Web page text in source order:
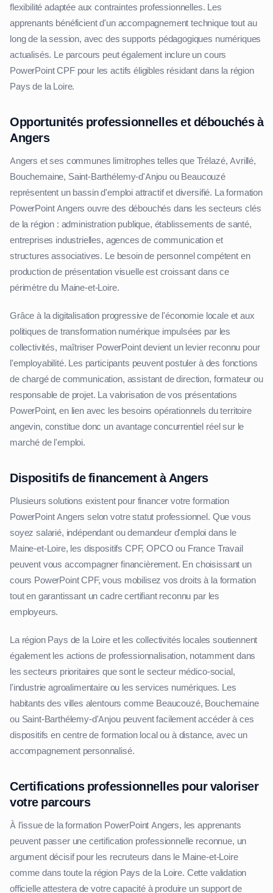
flexibilité adaptée aux contraintes professionnelles. Les
apprenants bénéficient d'un accompagnement technique tout au
long de la session, avec des supports pédagogiques numériques
actualisés. Le parcours peut également inclure un cours
PowerPoint CPF pour les actifs éligibles résidant dans la région
Pays de la Loire.
Opportunités professionnelles et débouchés à
Angers
Angers et ses communes limitrophes telles que Trélazé, Avrillé,
Bouchemaine, Saint-Barthélemy-d'Anjou ou Beaucouzé
représentent un bassin d'emploi attractif et diversifié. La formation
PowerPoint Angers ouvre des débouchés dans les secteurs clés
de la région : administration publique, établissements de santé,
entreprises industrielles, agences de communication et
structures associatives. Le besoin de personnel compétent en
production de présentation visuelle est croissant dans ce
périmètre du Maine-et-Loire.
Grâce à la digitalisation progressive de l'économie locale et aux
politiques de transformation numérique impulsées par les
collectivités, maîtriser PowerPoint devient un levier reconnu pour
l'employabilité. Les participants peuvent postuler à des fonctions
de chargé de communication, assistant de direction, formateur ou
responsable de projet. La valorisation de vos présentations
PowerPoint, en lien avec les besoins opérationnels du territoire
angevin, constitue donc un avantage concurrentiel réel sur le
marché de l'emploi.
Dispositifs de financement à Angers
Plusieurs solutions existent pour financer votre formation
PowerPoint Angers selon votre statut professionnel. Que vous
soyez salarié, indépendant ou demandeur d'emploi dans le
Maine-et-Loire, les dispositifs CPF, OPCO ou France Travail
peuvent vous accompagner financièrement. En choisissant un
cours PowerPoint CPF, vous mobilisez vos droits à la formation
tout en garantissant un cadre certifiant reconnu par les
employeurs.
La région Pays de la Loire et les collectivités locales soutiennent
également les actions de professionnalisation, notamment dans
les secteurs prioritaires que sont le secteur médico-social,
l'industrie agroalimentaire ou les services numériques. Les
habitants des villes alentours comme Beaucouzé, Bouchemaine
ou Saint-Barthélemy-d'Anjou peuvent facilement accéder à ces
dispositifs en centre de formation local ou à distance, avec un
accompagnement personnalisé.
Certifications professionnelles pour valoriser
votre parcours
À l'issue de la formation PowerPoint Angers, les apprenants
peuvent passer une certification professionnelle reconnue, un
argument décisif pour les recruteurs dans le Maine-et-Loire
comme dans toute la région Pays de la Loire. Cette validation
officielle attestera de votre capacité à produire un support de